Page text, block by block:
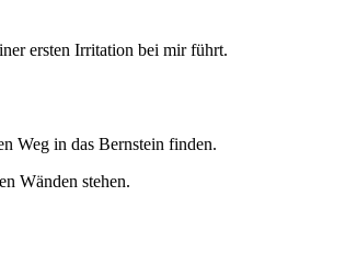
ersten Irritation bei mir führt.
Weg in das Bernstein finden.
Wänden stehen.